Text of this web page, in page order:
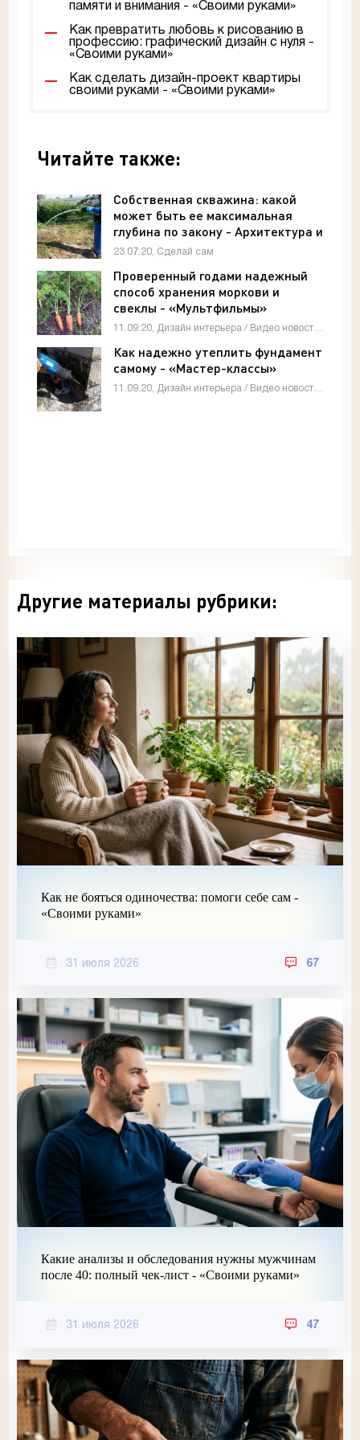
памяти и внимания - «Своими руками»
Как превратить любовь к рисованию в
профессию: графический дизайн с нуля -
«Своими руками»
Как сделать дизайн-проект квартиры
своими руками - «Своими руками»
Читайте также:
Собственная скважина: какой
может быть ее максимальная
глубина по закону - Архитектура и
интерьер
23.07.20, Сделай сам
Проверенный годами надежный
способ хранения моркови и
свеклы - «Мультфильмы»
Как надежно утеплить фундамент
самому - «Мастер-классы»
Другие материалы рубрики:
Как не бояться одиночества: помоги себе сам -
«Своими руками»
31 июля 2026 67
Какие анализы и обследования нужны мужчинам
после 40: полный чек-лист - «Своими руками»
31 июля 2026 47